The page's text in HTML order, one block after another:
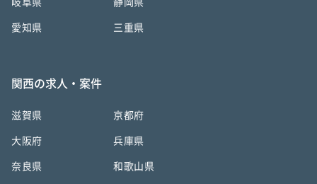
岐阜県 静岡県
愛知県 三重県
関西の求人・案件
滋賀県 京都府
大阪府 兵庫県
奈良県 和歌山県